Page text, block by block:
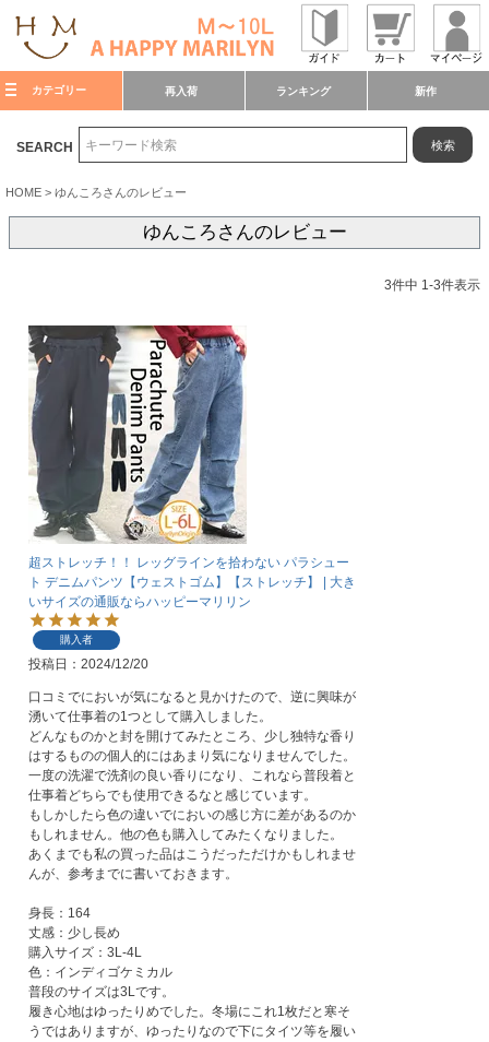
カテゴリー 再入荷 ランキング 新作
SEARCH 検索
HOME ゆんころさんのレビュー
ゆんころさんのレビュー
3件中 1-3件表示
超ストレッチ！！ レッグラインを拾わない パラシュー
ト デニムパンツ【ウェストゴム】【ストレッチ】 | 大き
いサイズの通販ならハッピーマリリン
購入者
投稿日 2024/12/20
口コミでにおいが気になると見かけたので、逆に興味が
湧いて仕事着の1つとして購入しました。
どんなものかと封を開けてみたところ、少し独特な香り
はするものの個人的にはあまり気になりませんでした。
一度の洗濯で洗剤の良い香りになり、これなら普段着と
仕事着どちらでも使用できるなと感じています。
もしかしたら色の違いでにおいの感じ方に差があるのか
もしれません。他の色も購入してみたくなりました。
あくまでも私の買った品はこうだっただけかもしれませ
んが、参考までに書いておきます。
身長：164
丈感：少し長め
購入サイズ：3L-4L
色：インディゴケミカル
普段のサイズは3Lです。
履き心地はゆったりめでした。冬場にこれ1枚だと寒そ
うではありますが、ゆったりなので下にタイツ等を履い